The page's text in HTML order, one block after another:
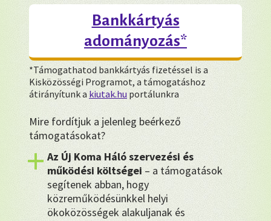
Bankkártyás
adományozás*
*Támogathatod bankkártyás fizetéssel is a
Kisközösségi Programot, a támogatáshoz
átirányítunk akiutak.huportálunkra
Mire fordítjuk a jelenleg beérkező
támogatásokat?
Az Új Koma Háló szervezési és
működési költségei– a támogatások
segítenek abban, hogy
közreműködésünkkel helyi
ökoközösségek alakuljanak és